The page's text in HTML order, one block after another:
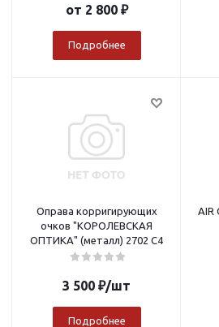
от 2 800 ₽
Подробнее
Оправа корригирующих
очков "КОРОЛЕВСКАЯ
ОПТИКА" (металл) 2702 C4
3 500 ₽/шт
Подробнее
AIR